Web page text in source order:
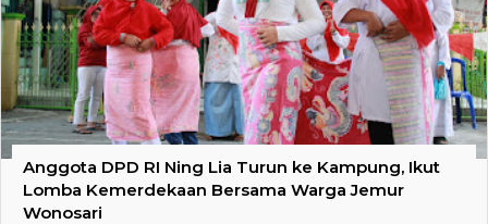
Anggota DPD RI Ning Lia Turun ke Kampung, Ikut
Lomba Kemerdekaan Bersama Warga Jemur
Wonosari